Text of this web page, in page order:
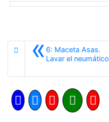
«6: Maceta Asas.
Lavar el neumático